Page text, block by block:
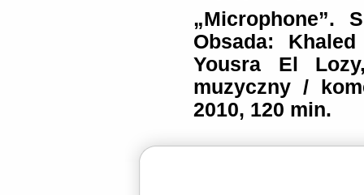
„Microphone”.
Obsada:
Yousra El
muzyczny /
2010, 120 min.